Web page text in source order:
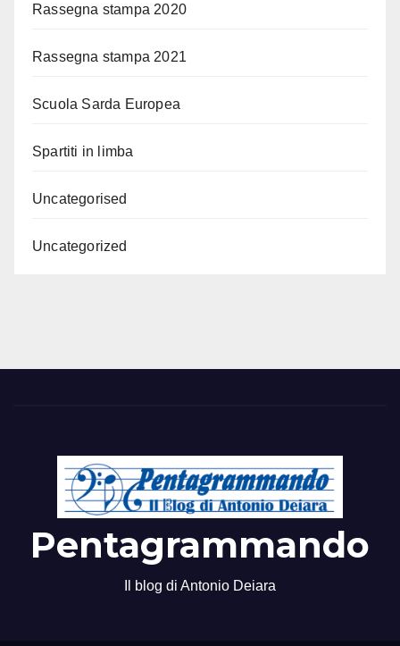
Rassegna stampa 2020
Rassegna stampa 2021
Scuola Sarda Europea
Spartiti in limba
Uncategorised
Uncategorized
Pentagrammando
Il blog di Antonio Deiara